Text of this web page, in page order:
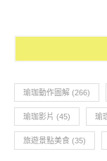
瑜珈動作圖解 (266)
瑜珈影片 (45) 瑜
旅遊景點美食 (35)